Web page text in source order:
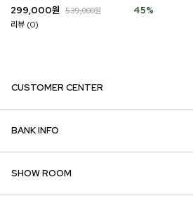
45%
299,000원 539,000원
리뷰 (0)
CUSTOMER CENTER
BANK INFO
SHOW ROOM